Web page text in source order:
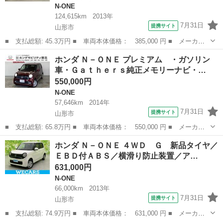
N-ONE
124,615km
2013年
山形市
提携サイト 7月31日
■ 支払総額: 45.3万円 ■ 車両本体価格： 385,000 円 ■ メーカー
名： ホンダ ■ 車種名： Ｎ－ＯＮＥ ■ グレード名： プレミア
ム・Ｌパッケージ ４ＷＤ ツートンカラー シルバー／ダークブル
ー ＨＩＤ ...
山形 N-ONE
ホンダ Ｎ－ＯＮＥ プレミアム ・ガソリン
車・Ｇａｔｈｅｒｓ純正メモリーナビ・…
550,000円
N-ONE
57,646km
2014年
山形市
提携サイト 7月31日
■ 支払総額: 65.8万円 ■ 車両本体価格： 550,000 円 ■ メーカー
名： ホンダ ■ 車種名： Ｎ－ＯＮＥ ■ グレード名： プレミア
ム ・ガソリン車・Ｇａｔｈｅｒｓ純正メモリーナビ・ディスチャー
ジヘッドライ...
山形 山形市 N-ONE
ホンダ Ｎ－ＯＮＥ ４ＷＤ Ｇ 新品タイヤ／
ＥＢＤ付ＡＢＳ／横滑り防止装置／ア…
631,000円
N-ONE
66,000km
2013年
山形市
提携サイト 7月31日
■ 支払総額: 74.9万円 ■ 車両本体価格： 631,000 円 ■ メーカー